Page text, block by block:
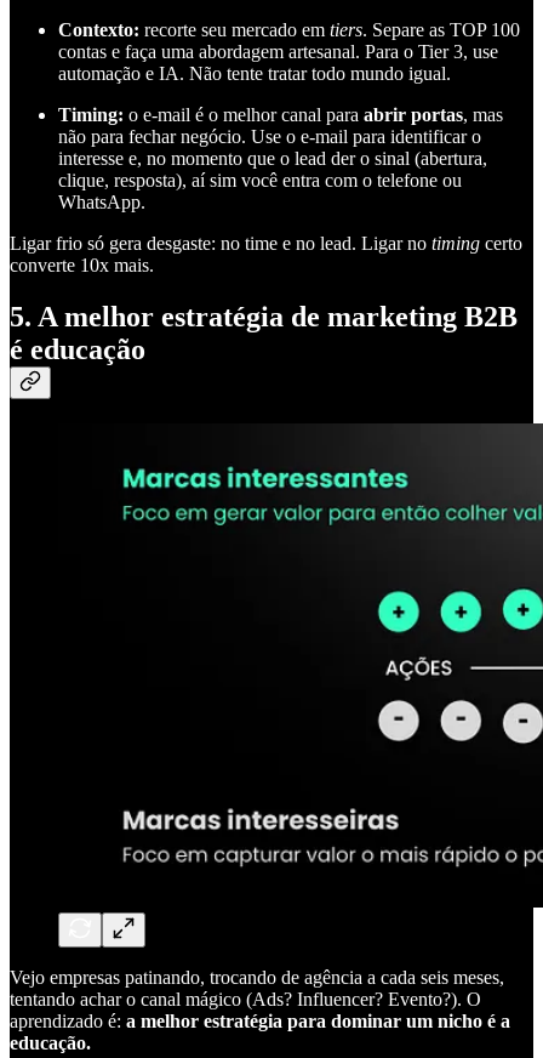
Contexto: recorte seu mercado em tiers. Separe as TOP 100
contas e faça uma abordagem artesanal. Para o Tier 3, use
automação e IA. Não tente tratar todo mundo igual.
Timing: o e-mail é o melhor canal para abrir portas, mas
não para fechar negócio. Use o e-mail para identificar o
interesse e, no momento que o lead der o sinal (abertura,
clique, resposta), aí sim você entra com o telefone ou
WhatsApp.
Ligar frio só gera desgaste: no time e no lead. Ligar no timing certo
converte 10x mais.
5. A melhor estratégia de marketing B2B
é educação
Vejo empresas patinando, trocando de agência a cada seis meses,
tentando achar o canal mágico (Ads? Influencer? Evento?). O
aprendizado é: a melhor estratégia para dominar um nicho é a
educação.